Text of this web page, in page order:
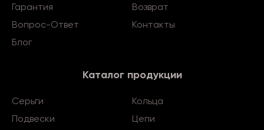
Гарантия
Возврат
Вопрос-Ответ
Контакты
Блог
Каталог продукции
Серьги
Кольца
Подвески
Цепи